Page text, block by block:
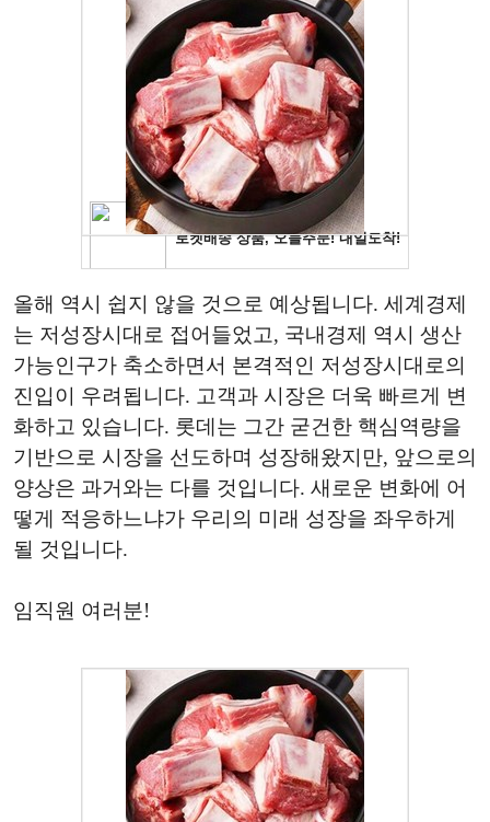
올해 역시 쉽지 않을 것으로 예상됩니다. 세계경제
는 저성장시대로 접어들었고, 국내경제 역시 생산
가능인구가 축소하면서 본격적인 저성장시대로의
진입이 우려됩니다. 고객과 시장은 더욱 빠르게 변
화하고 있습니다. 롯데는 그간 굳건한 핵심역량을
기반으로 시장을 선도하며 성장해왔지만, 앞으로의
양상은 과거와는 다를 것입니다. 새로운 변화에 어
떻게 적응하느냐가 우리의 미래 성장을 좌우하게
될 것입니다.
임직원 여러분!